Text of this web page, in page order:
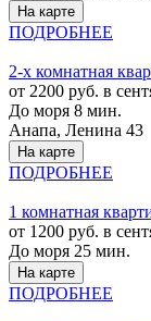
На карте
ПОДРОБНЕЕ
2-х комнатная
от 2200 руб. в
До моря 8 мин.
Анапа, Ленина 43
На карте
ПОДРОБНЕЕ
1 комнатная
от 1200 руб. в
До моря 25 мин.
На карте
ПОДРОБНЕЕ